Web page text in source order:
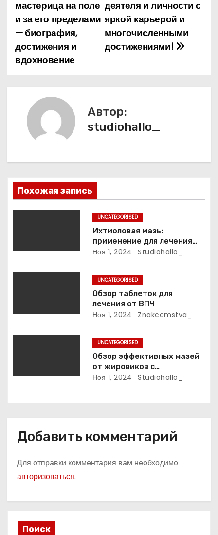
и
г
а
о
з
а
деятеля и личности с
яркой карьерой и
многочисленными
достижениями!
мастерица на поле
и за его пределами
— биография,
достижения и
вдохновение
Автор:
studiohallo_
Похожая запись
UNCATEGORISED
Ихтиоловая мазь:
применение для лечения
фурункулов
Ноя 1, 2024 Studiohallo_
UNCATEGORISED
Обзор таблеток для
лечения от ВПЧ
Ноя 1, 2024 Znakcomstva_
UNCATEGORISED
Обзор эффективных мазей
от жировиков с
рассасывающим эффектом
Ноя 1, 2024 Studiohallo_
Добавить комментарий
Для отправки комментария вам необходимо
авторизоваться.
Поиск